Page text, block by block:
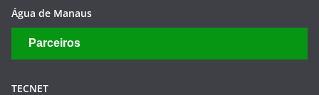
Água de Manaus
Parceiros
TECNET